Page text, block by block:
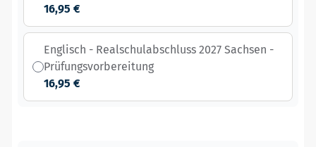
16,95 €
Englisch - Realschulabschluss 2027 Sachsen -
Prüfungsvorbereitung
16,95 €